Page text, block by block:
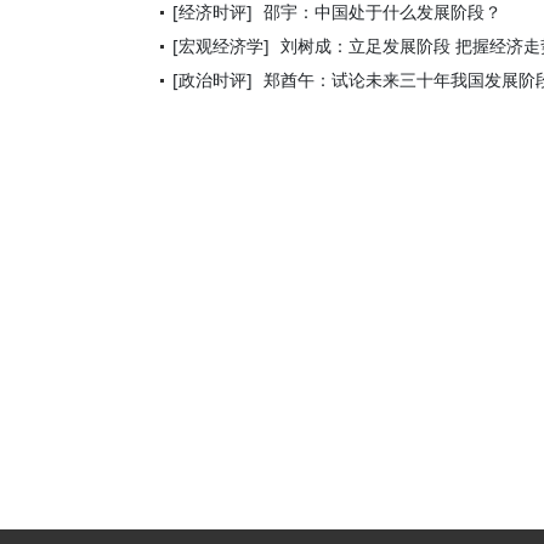
[经济时评] 邵宇：中国处于什么发展阶段？
[宏观经济学] 刘树成：立足发展阶段 把握经济
[政治时评] 郑酋午：试论未来三十年我国发展阶